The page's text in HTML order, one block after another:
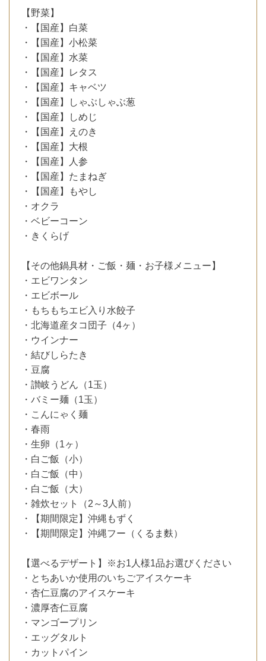
【野菜】
・【国産】白菜
・【国産】小松菜
・【国産】水菜
・【国産】レタス
・【国産】キャベツ
・【国産】しゃぶしゃぶ葱
・【国産】しめじ
・【国産】えのき
・【国産】大根
・【国産】人参
・【国産】たまねぎ
・【国産】もやし
・オクラ
・ベビーコーン
・きくらげ
【その他鍋具材・ご飯・麺・お子様メニュー】
・エビワンタン
・エビボール
・もちもちエビ入り水餃子
・北海道産タコ団子（4ヶ）
・ウインナー
・結びしらたき
・豆腐
・讃岐うどん（1玉）
・バミー麺（1玉）
・こんにゃく麺
・春雨
・生卵（1ヶ）
・白ご飯（小）
・白ご飯（中）
・白ご飯（大）
・雑炊セット（2～3人前）
・【期間限定】沖縄もずく
・【期間限定】沖縄フー（くるま麩）
【選べるデザート】※お1人様1品お選びください
・とちあいか使用のいちごアイスケーキ
・杏仁豆腐のアイスケーキ
・濃厚杏仁豆腐
・マンゴープリン
・エッグタルト
・カットパイン